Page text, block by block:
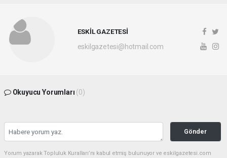
ESKİL GAZETESİ
eskilgazetesi@hotmail.com
Okuyucu Yorumları (0)
Gönder
Yorum yazarak Topluluk Kuralları’nı kabul etmiş bulunuyor ve eskilgazetesi.com